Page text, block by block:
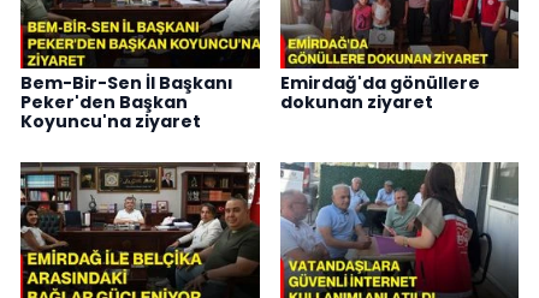
Bem-Bir-Sen İl Başkanı
Peker'den Başkan
Koyuncu'na ziyaret
Emirdağ'da gönüllere
dokunan ziyaret